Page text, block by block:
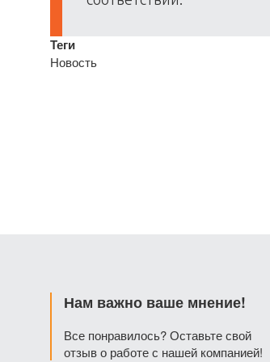
Теги
Новость
Нам важно ваше мнение!
Все понравилось? Оставьте свой
отзыв о работе с нашей компанией!